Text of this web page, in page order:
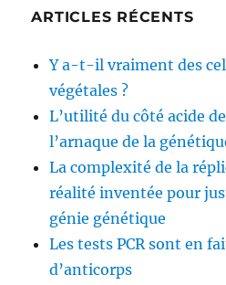
ARTICLES RÉCENTS
Y a-t-il vraiment des
végétales ?
L’utilité du côté acide
l’arnaque de la
La complexité de la
réalité inventée pour
génie génétique
Les tests PCR sont en
d’anticorps